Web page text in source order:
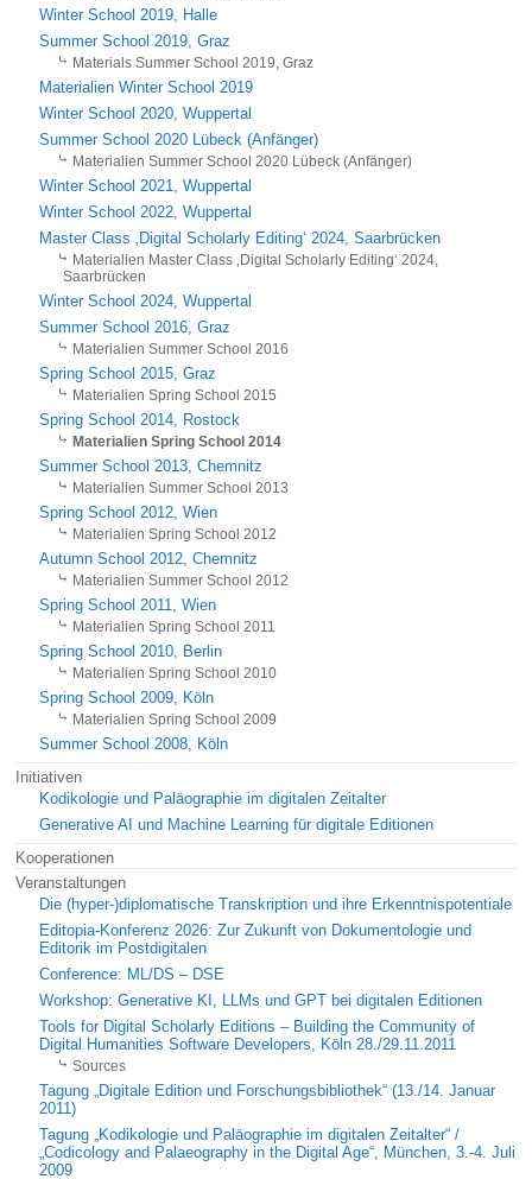
Winter School 2019, Halle
Summer School 2019, Graz
Materials Summer School 2019, Graz
Materialien Winter School 2019
Winter School 2020, Wuppertal
Summer School 2020 Lübeck (Anfänger)
Materialien Summer School 2020 Lübeck (Anfänger)
Winter School 2021, Wuppertal
Winter School 2022, Wuppertal
Master Class ‚Digital Scholarly Editing‘ 2024, Saarbrücken
Materialien Master Class ‚Digital Scholarly Editing‘ 2024,
Saarbrücken
Winter School 2024, Wuppertal
Summer School 2016, Graz
Materialien Summer School 2016
Spring School 2015, Graz
Materialien Spring School 2015
Spring School 2014, Rostock
Materialien Spring School 2014
Summer School 2013, Chemnitz
Materialien Summer School 2013
Spring School 2012, Wien
Materialien Spring School 2012
Autumn School 2012, Chemnitz
Materialien Summer School 2012
Spring School 2011, Wien
Materialien Spring School 2011
Spring School 2010, Berlin
Materialien Spring School 2010
Spring School 2009, Köln
Materialien Spring School 2009
Summer School 2008, Köln
Initiativen
Kodikologie und Paläographie im digitalen Zeitalter
Generative AI und Machine Learning für digitale Editionen
Kooperationen
Veranstaltungen
Die (hyper-)diplomatische Transkription und ihre Erkenntnispotentiale
Editopia-Konferenz 2026: Zur Zukunft von Dokumentologie und
Editorik im Postdigitalen
Conference: ML/DS – DSE
Workshop: Generative KI, LLMs und GPT bei digitalen Editionen
Tools for Digital Scholarly Editions – Building the Community of
Digital Humanities Software Developers, Köln 28./29.11.2011
Sources
Tagung „Digitale Edition und Forschungsbibliothek“ (13./14. Januar
2011)
Tagung „Kodikologie und Paläographie im digitalen Zeitalter“ /
„Codicology and Palaeography in the Digital Age“, München, 3.-4. Juli
2009